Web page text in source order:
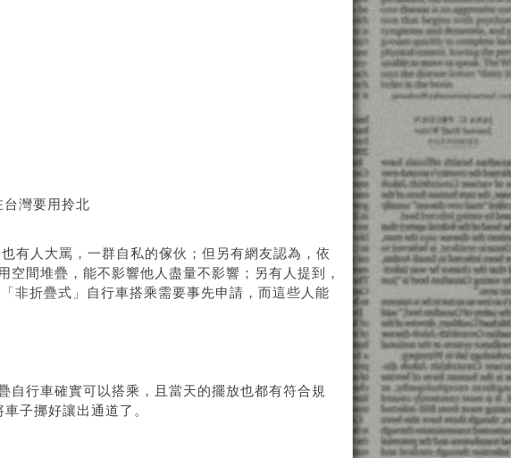
台灣要用拎北
有人大罵，一群自私的傢伙；但另有網友認為，依
間堆疊，能不影響他人盡量不影響；另有人提到，
非折疊式」自行車搭乘需要事先申請，而這些人能
自行車確實可以搭乘，且當天的擺放也都有符合規
子挪好讓出通道了。